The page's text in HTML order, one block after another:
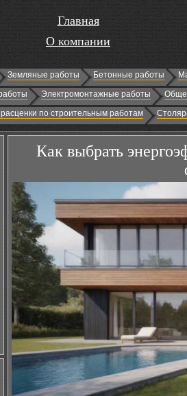
Главная
О компании
Земляные работы Бетонные работы
Электромонтажные работы
по строительным работам
Как выбрать